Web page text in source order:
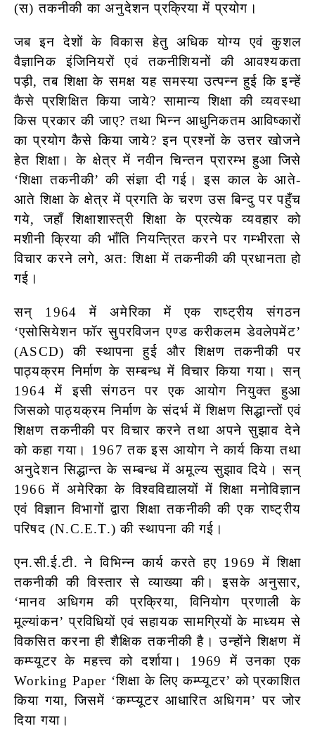
(स) तकनीकी का अनुदेशन प्रक्रिया में प्रयोग।
जब इन देशों के विकास हेतु अधिक योग्य एवं कुशल
वैज्ञानिक इंजिनियरों एवं तकनीशियनों की आवश्यकता
पड़ी, तब शिक्षा के समक्ष यह समस्या उत्पन्न हुई कि इन्हें
कैसे प्रशिक्षित किया जाये? सामान्य शिक्षा की व्यवस्था
किस प्रकार की जाए? तथा भिन्न आधुनिकतम आविष्कारों
का प्रयोग कैसे किया जाये? इन प्रश्नों के उत्तर खोजने
हेत शिक्षा। के क्षेत्र में नवीन चिन्तन प्रारम्भ हुआ जिसे
‘शिक्षा तकनीकी’ की संज्ञा दी गई। इस काल के आते-
आते शिक्षा के क्षेत्र में प्रगति के चरण उस बिन्दु पर पहुँच
गये, जहाँ शिक्षाशास्त्री शिक्षा के प्रत्येक व्यवहार को
मशीनी क्रिया की भाँति नियन्त्रित करने पर गम्भीरता से
विचार करने लगे, अत: शिक्षा में तकनीकी की प्रधानता हो
गई।
सन् 1964 में अमेरिका में एक राष्ट्रीय संगठन
‘एसोसियेशन फॉर सुपरविजन एण्ड करीकलम डेवलेपमेंट’
(ASCD) की स्थापना हुई और शिक्षण तकनीकी पर
पाठ्यक्रम निर्माण के सम्बन्ध में विचार किया गया। सन्
1964 में इसी संगठन पर एक आयोग नियुक्त हुआ
जिसको पाठ्यक्रम निर्माण के संदर्भ में शिक्षण सिद्धान्तों एवं
शिक्षण तकनीकी पर विचार करने तथा अपने सुझाव देने
को कहा गया। 1967 तक इस आयोग ने कार्य किया तथा
अनुदेशन सिद्धान्त के सम्बन्ध में अमूल्य सुझाव दिये। सन्
1966 में अमेरिका के विश्वविद्यालयों में शिक्षा मनोविज्ञान
एवं विज्ञान विभागों द्वारा शिक्षा तकनीकी की एक राष्ट्रीय
परिषद (N.C.E.T.) की स्थापना की गई।
एन.सी.ई.टी. ने विभिन्न कार्य करते हए 1969 में शिक्षा
तकनीकी की विस्तार से व्याख्या की। इसके अनुसार,
‘मानव अधिगम की प्रक्रिया, विनियोग प्रणाली के
मूल्यांकन’प्रविधियों एवं सहायक सामग्रियों के माध्यम से
विकसित करना ही शैक्षिक तकनीकी है। उन्होंने शिक्षण में
कम्प्यूटर के महत्त्व को दर्शाया। 1969 में उनका एक
Working Paper ‘शिक्षा के लिए कम्प्यूटर’ को प्रकाशित
किया गया, जिसमें ‘कम्प्यूटर आधारित अधिगम’ पर जोर
दियागया।